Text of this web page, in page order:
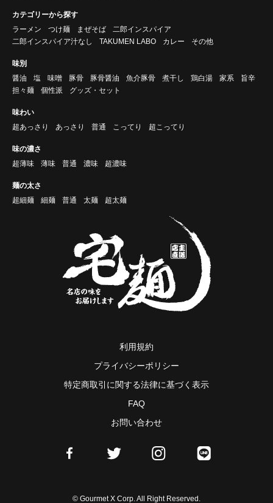
カテゴリーから探す
ラーメン
つけ麺 まぜそば
二郎インスパイア
二郎インスパイア汁なし
TAKUMEN LABO カレー その他
味別
醤油
塩 味噌 豚骨 豚骨醤油 魚介豚骨 煮干し 鶏白湯 家系
旨辛
担々麺
個性派 グッズ・セット
味わい
超あっさり
あっさり 普通 こってり 超こってり
味の濃さ
超薄味
薄味 普通 濃味 超濃味
麺の太さ
超細麺
細麺 普通 太麺 超太麺
利用規約
プライバシーポリシー
特定商取引に関する法律に基づく表示
FAQ
お問い合わせ
© Gourmet X Corp. All Right Reserved.